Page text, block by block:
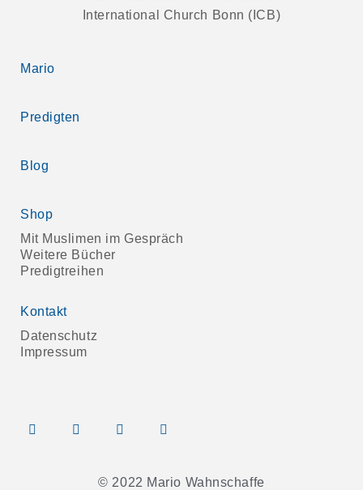
International Church Bonn (ICB)
Mario
Predigten
Blog
Shop
Mit Muslimen im Gespräch
Weitere Bücher
Predigtreihen
Kontakt
Datenschutz
Impressum
© 2022 Mario Wahnschaffe